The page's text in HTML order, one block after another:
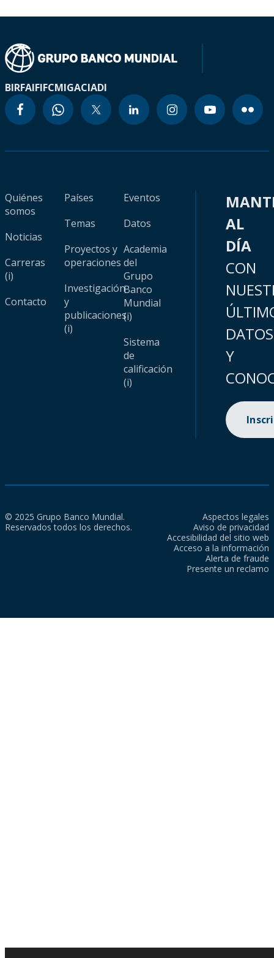
BIRFAIFIFCMIGACIADI
Quiénes
somos
Noticias
Carreras
(i)
Contacto
Países
Temas
Proyectos y
operaciones
Investigación
y
publicaciones
(i)
Eventos
Datos
Academia
del
Grupo
Banco
Mundial
(i)
Sistema
de
calificación
(i)
AL
DÍA
CON
DATOS
Y
© 2025 Grupo Banco Mundial.
Reservados todos los derechos.
Aspectos legales
Aviso de privacidad
Accesibilidad del sitio web
Acceso a la información
Alerta de fraude
Presente un reclamo